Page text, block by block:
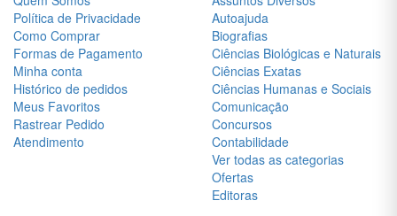
ENGENHARIA
ENSINO
DE
LÍNGUAS
ESOTERISMO
Política de Privacidade
Como Comprar
Formas de Pagamento
Minha conta
Histórico de pedidos
Meus Favoritos
Rastrear Pedido
Atendimento
Autoajuda
Biografias
Ciências Biológicas e Naturais
Ciências Exatas
Ciências Humanas e Sociais
Comunicação
Concursos
Contabilidade
Ver todas as categorias
Ofertas
Editoras